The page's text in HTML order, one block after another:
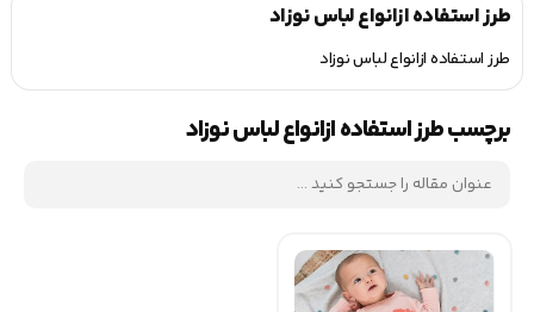
طرز استفاده ازانواع لباس نوزاد
طرز استفاده ازانواع لباس نوزاد
برچسب طرز استفاده ازانواع لباس نوزاد